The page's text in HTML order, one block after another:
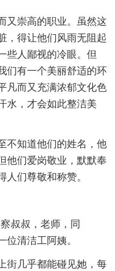
崇高的职业。虽然这
，得让他们风雨无阻起
些人鄙视的冷眼。但
们有一个美丽舒适的环
凡而又充满浓郁文化色
水，才会如此整洁美
知道他们的姓名，他
他们爱岗敬业，默默奉
们尊敬和称赞。
叔叔，老师，同
清洁工阿姨。
几乎都能碰见她，每